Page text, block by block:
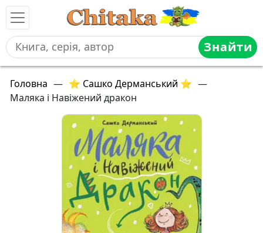
Знайти
Головна — ⭐ Сашко Дерманський ⭐ —
Маляка і Навіжений дракон